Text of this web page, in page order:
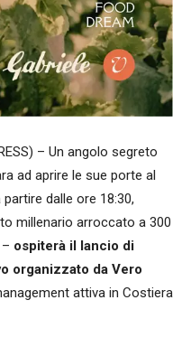
– Un angolo segreto
ad aprire le sue porte al
dalle ore 18:30,
millenario arroccato a 300
ospiterà il lancio di
organizzato da Vero
attiva in Costiera